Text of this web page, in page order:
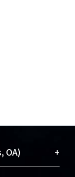
OA) +